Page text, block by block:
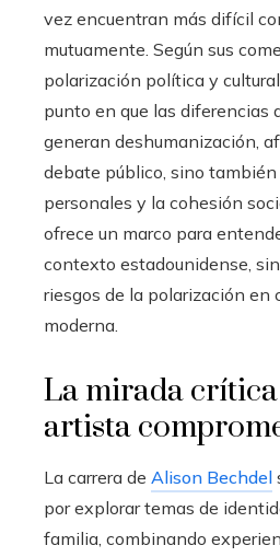
vez encuentran más difícil
mutuamente. Según sus
polarización política y
punto en que las diferencias
generan deshumanización,
debate público, sino
personales y la cohesión
ofrece un marco para
contexto estadounidense,
riesgos de la polarización en
moderna.
La mirada
artista
La carrera de Alison Bechdel
por explorar temas de
familia, combinando